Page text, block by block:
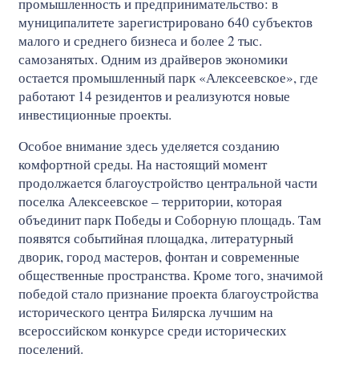
промышленность и предпринимательство: в
муниципалитете зарегистрировано 640 субъектов
малого и среднего бизнеса и более 2 тыс.
самозанятых. Одним из драйверов экономики
остается промышленный парк «Алексеевское», где
работают 14 резидентов и реализуются новые
инвестиционные проекты.
Особое внимание здесь уделяется созданию
комфортной среды. На настоящий момент
продолжается благоустройство центральной части
поселка Алексеевское – территории, которая
объединит парк Победы и Соборную площадь. Там
появятся событийная площадка, литературный
дворик, город мастеров, фонтан и современные
общественные пространства. Кроме того, значимой
победой стало признание проекта благоустройства
исторического центра Билярска лучшим на
всероссийском конкурсе среди исторических
поселений.